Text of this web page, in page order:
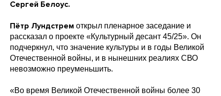
Сергей Белоус.
Пётр Лундстрем открыл пленарное заседание и
рассказал о проекте «Культурный десант 45/25». Он
подчеркнул, что значение культуры и в годы Великой
Отечественной войны, и в нынешних реалиях СВО
невозможно преуменьшить.
«Во время Великой Отечественной войны более 30